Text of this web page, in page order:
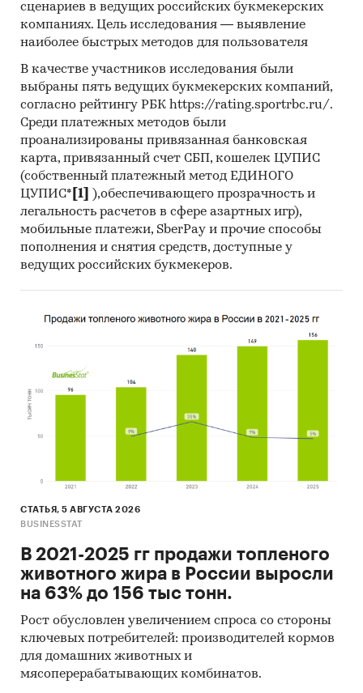
сценариев в ведущих российских букмекерских
компаниях. Цель исследования — выявление
наиболее быстрых методов для пользователя
В качестве участников исследования были
выбраны пять ведущих букмекерских компаний,
согласно рейтингу РБК https://rating.sportrbc.ru/.
Среди платежных методов были
проанализированы привязанная банковская
карта, привязанный счет СБП, кошелек ЦУПИС
(собственный платежный метод ЕДИНОГО
ЦУПИС* [1]
),обеспечивающего прозрачность и
легальность расчетов в сфере азартных игр),
мобильные платежи, SberPay и прочие способы
пополнения и снятия средств, доступные у
ведущих российских букмекеров.
СТАТЬЯ, 5 АВГУСТА 2026
BUSINESSTAT
В 2021-2025 гг продажи топленого
животного жира в России выросли
на 63% до 156 тыс тонн.
Рост обусловлен увеличением спроса со стороны
ключевых потребителей: производителей кормов
для домашних животных и
мясоперерабатывающих комбинатов.